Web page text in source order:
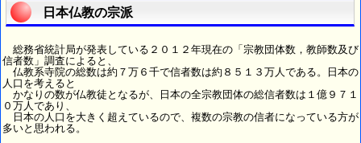
日本仏教の宗派
総務省統計局が発表している２０１２年現在の「宗教団体数，教師数及び
信者数」調査によると、
仏教系寺院の総数は約７万６千で信者数は約８５１３万人である。日本の
人口を考えると
かなりの数が仏教徒となるが、日本の全宗教団体の総信者数は１億９７１
０万人であり、
日本の人口を大きく超えているので、複数の宗教の信者になっている方が
多いと思われる。